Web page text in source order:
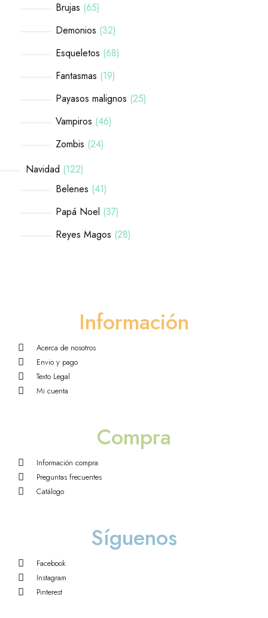
Brujas 65
Demonios 32
Esqueletos 68
Fantasmas 19
Payasos malignos 25
Vampiros 46
Zombis 24
Navidad 122
Belenes 41
Papá Noel 37
Reyes Magos 28
Información
Acerca de nosotros
Envio y pago
Texto Legal
Mi cuenta
Compra
Información compra
Preguntas frecuentes
Catálogo
Síguenos
Facebook
Instagram
Pinterest